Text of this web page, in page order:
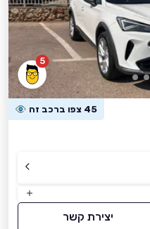
5
45 צפו ברכב זה
יצירת קשר